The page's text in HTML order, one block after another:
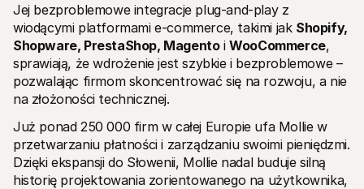
Jej bezproblemowe integracje plug-and-play z
wiodącymi platformami e-commerce, takimi jak Shopify,
Shopware, PrestaShop, Magento i WooCommerce,
sprawiają, że wdrożenie jest szybkie i bezproblemowe –
pozwalając firmom skoncentrować się na rozwoju, a nie
na złożoności technicznej.
Już ponad 250 000 firm w całej Europie ufa Mollie w
przetwarzaniu płatności i zarządzaniu swoimi pieniędzmi.
Dzięki ekspansji do Słowenii, Mollie nadal buduje silną
historię projektowania zorientowanego na użytkownika,